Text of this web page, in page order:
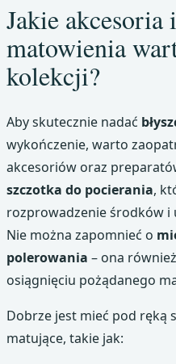
Jakie akcesoria
matowienia
kolekcji?
Aby skutecznie nadać
wykończenie, warto
akcesoriów oraz
szczotka do pocierania,
rozprowadzenie środków i
Nie można zapomnieć o
polerowania – ona
osiągnięciu pożądanego
Dobrze jest mieć pod ręką
matujące, takie jak: